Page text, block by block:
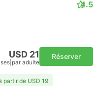
4.5
USD 21
par adulte
Réserver
partir de USD 19